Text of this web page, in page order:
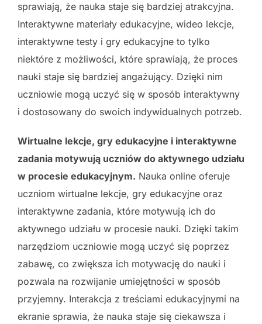
sprawiają, że nauka staje się bardziej atrakcyjna.
Interaktywne materiały edukacyjne, wideo lekcje,
interaktywne testy i gry edukacyjne to tylko
niektóre z możliwości, które sprawiają, że proces
nauki staje się bardziej angażujący. Dzięki nim
uczniowie mogą uczyć się w sposób interaktywny
i dostosowany do swoich indywidualnych potrzeb.
Wirtualne lekcje, gry edukacyjne i interaktywne
zadania motywują uczniów do aktywnego udziału
w procesie edukacyjnym. Nauka online oferuje
uczniom wirtualne lekcje, gry edukacyjne oraz
interaktywne zadania, które motywują ich do
aktywnego udziału w procesie nauki. Dzięki takim
narzędziom uczniowie mogą uczyć się poprzez
zabawę, co zwiększa ich motywację do nauki i
pozwala na rozwijanie umiejętności w sposób
przyjemny. Interakcja z treściami edukacyjnymi na
ekranie sprawia, że nauka staje się ciekawsza i